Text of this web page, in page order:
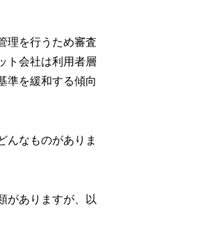
理を行うため審査
ト会社は利用者層
準を緩和する傾向
んなものがありま
がありますが、以